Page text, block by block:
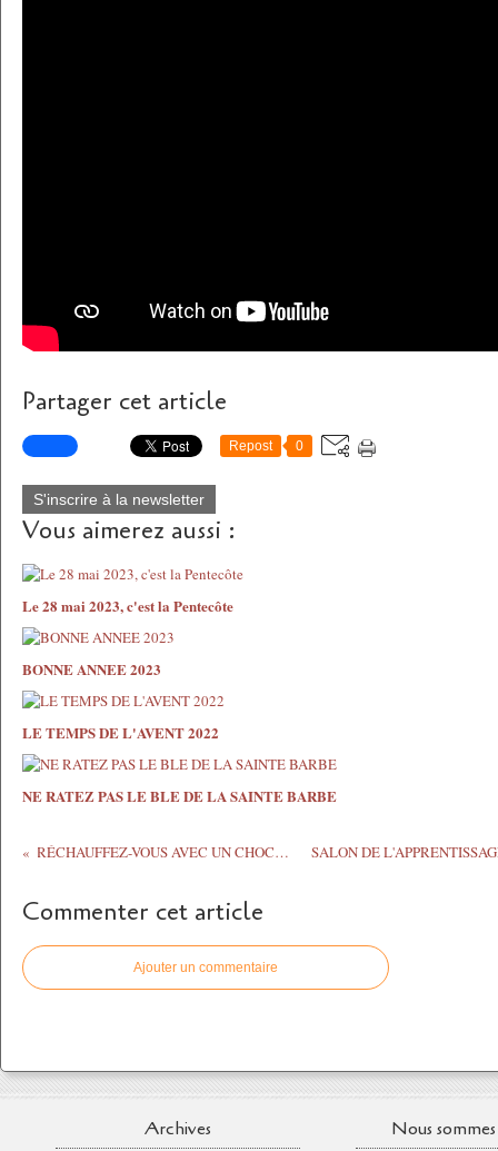
Partager cet article
Repost 0
S'inscrire à la newsletter
Vous aimerez aussi :
Le 28 mai 2023, c'est la Pentecôte
BONNE ANNEE 2023
LE TEMPS DE L'AVENT 2022
NE RATEZ PAS LE BLE DE LA SAINTE BARBE
RÉCHAUFFEZ-VOUS AVEC UN CHOCOLAT CHAUD !
Commenter cet article
Ajouter un commentaire
Archives Nous